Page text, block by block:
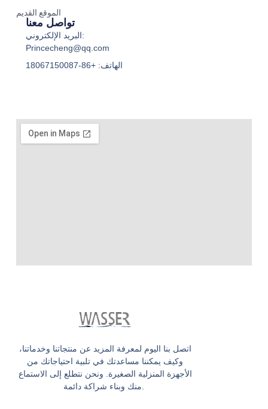
اتصل بنا اليوم لمعرفة المزيد عن منتجاتنا وخدماتنا،
وكيف يمكننا مساعدتك في تلبية احتياجاتك من
الأجهزة المنزلية الصغيرة. ونحن نتطلع إلى الاستماع
منك وبناء شراكة دائمة.
الموقع القديم
تواصل معنا
البريد الإلكتروني:
Princecheng@qq.com